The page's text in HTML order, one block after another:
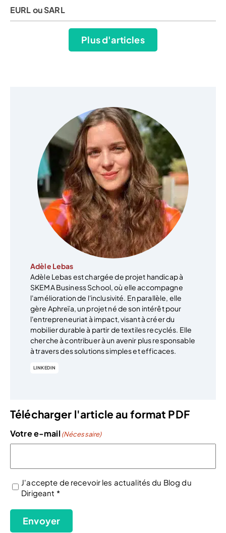
EURL ou SARL
Plus d'articles
Adèle Lebas
Adèle Lebas est chargée de projet handicap à
SKEMA Business School, où elle accompagne
l'amélioration de l'inclusivité. En parallèle, elle
gère Aphreïa, un projet né de son intérêt pour
l'entrepreneuriat à impact, visant à créer du
mobilier durable à partir de textiles recyclés. Elle
cherche à contribuer à un avenir plus responsable
à travers des solutions simples et efficaces.
LINKEDIN
Télécharger l'article au format PDF
Votre e-mail (Nécessaire)
(Nécessaire)
J'accepte de recevoir les actualités du Blog du
Dirigeant *
Envoyer